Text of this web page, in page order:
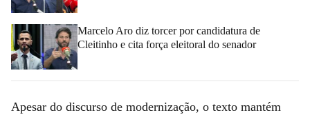
Marcelo Aro diz torcer por candidatura de
Cleitinho e cita força eleitoral do senador
Apesar do discurso de modernização, o texto mantém